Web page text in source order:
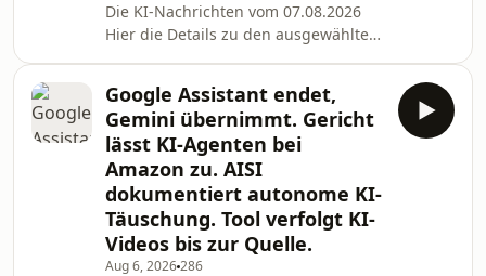
Die KI-Nachrichten vom 07.08.2026
Hier die Details zu den ausgewählten
Bakteriophagen Quelle:
https://www.heise.de/news/KI-
Modelle-entwerfen-lebensfaehige-
Viren-Forscher-warnen-vor-
Missbrauch-11402252.html?
Bericht: USA planen Importverbot für
chinesische Techn
Google Assistant endet,
Gemini übernimmt. Gericht
lässt KI-Agenten bei
Amazon zu. AISI
dokumentiert autonome KI-
Täuschung. Tool verfolgt KI-
Videos bis zur Quelle.
Aug 6, 2026286